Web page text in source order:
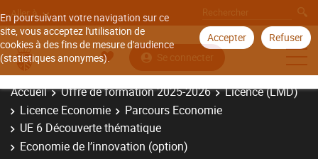
En poursuivant votre navigation sur ce
site, vous acceptez l'utilisation de
cookies à des fins de mesure d'audience
(statistiques anonymes).
Accepter Refuser
Aller à
Se connecter
Accueil Offre de formation 2025-2026
Licence (LMD)
Licence Economie
Parcours Economie
UE 6 Découverte thématique
Economie de l’innovation (option)